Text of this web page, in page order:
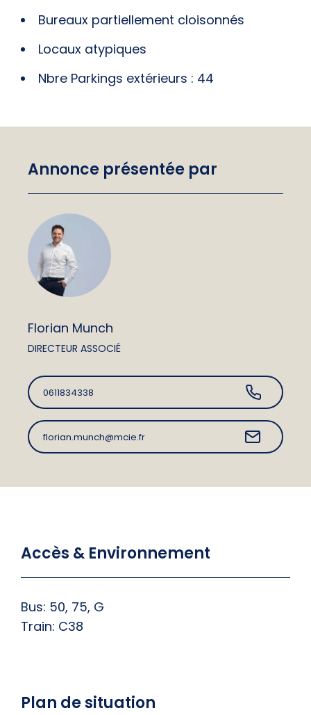
Bureaux partiellement cloisonnés
Locaux atypiques
Nbre Parkings extérieurs : 44
Annonce présentée par
Florian Munch
DIRECTEUR ASSOCIÉ
0611834338
florian.munch@mcie.fr
Accès & Environnement
Bus: 50, 75, G
Train: C38
Plan de situation